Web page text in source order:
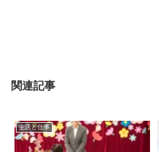
関連記事
生活と仕事